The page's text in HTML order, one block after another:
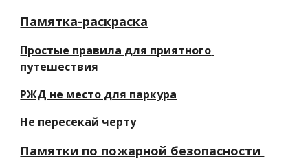
Памятка-раскраска
Простые правила для приятного
путешествия
РЖД не место для паркура
Не пересекай черту
Памятки по пожарной безопасности